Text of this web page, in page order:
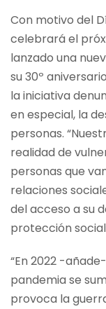
Con motivo del
celebrará el
lanzado una
su 30º
la iniciativa
en especial, la
personas.
realidad de
personas que
relaciones
del acceso a su
protección
“En 2022 -
pandemia se
provoca la